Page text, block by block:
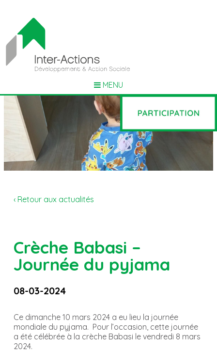
MENU
‹ Retour aux actualités
Crèche Babasi –
Journée du pyjama
08-03-2024
Ce dimanche 10 mars 2024 a eu lieu la journée
mondiale du pyjama. Pour l’occasion, cette journée
a été célébrée à la crèche Babasi le vendredi 8 mars
2024.